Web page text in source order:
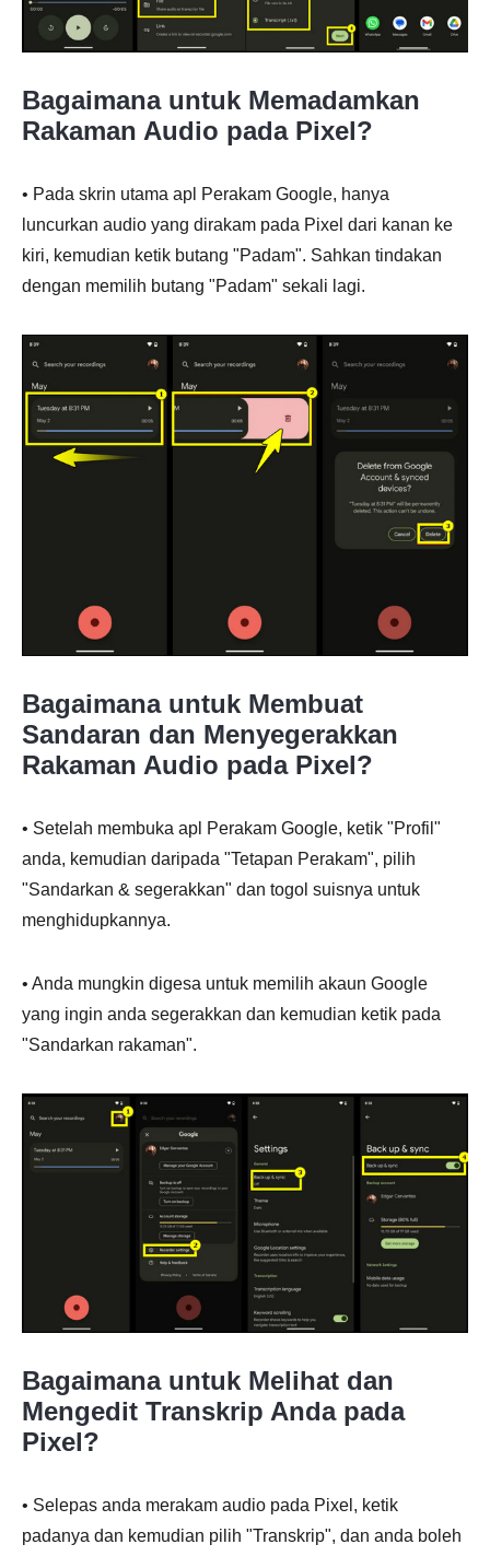
Bagaimana untuk Memadamkan
Rakaman Audio pada Pixel?
• Pada skrin utama apl Perakam Google, hanya
luncurkan audio yang dirakam pada Pixel dari kanan ke
kiri, kemudian ketik butang "Padam". Sahkan tindakan
dengan memilih butang "Padam" sekali lagi.
Bagaimana untuk Membuat
Sandaran dan Menyegerakkan
Rakaman Audio pada Pixel?
• Setelah membuka apl Perakam Google, ketik "Profil"
anda, kemudian daripada "Tetapan Perakam", pilih
"Sandarkan & segerakkan" dan togol suisnya untuk
menghidupkannya.
• Anda mungkin digesa untuk memilih akaun Google
yang ingin anda segerakkan dan kemudian ketik pada
"Sandarkan rakaman".
Bagaimana untuk Melihat dan
Mengedit Transkrip Anda pada
Pixel?
• Selepas anda merakam audio pada Pixel, ketik
padanya dan kemudian pilih "Transkrip", dan anda boleh